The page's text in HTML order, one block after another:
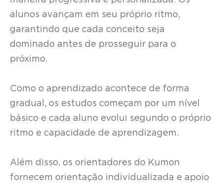
alunos avançam em seu próprio ritmo,
garantindo que cada conceito seja
dominado antes de prosseguir para o
próximo.
Como o aprendizado acontece de forma
gradual, os estudos começam por um nível
básico e cada aluno evolui segundo o próprio
ritmo e capacidade de aprendizagem.
Além disso, os orientadores do Kumon
fornecem orientação individualizada e apoio